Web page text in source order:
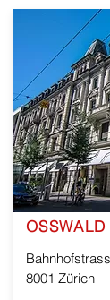
8001 Zürich